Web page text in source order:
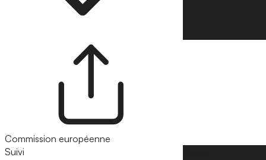
Commission européenne
Suivi